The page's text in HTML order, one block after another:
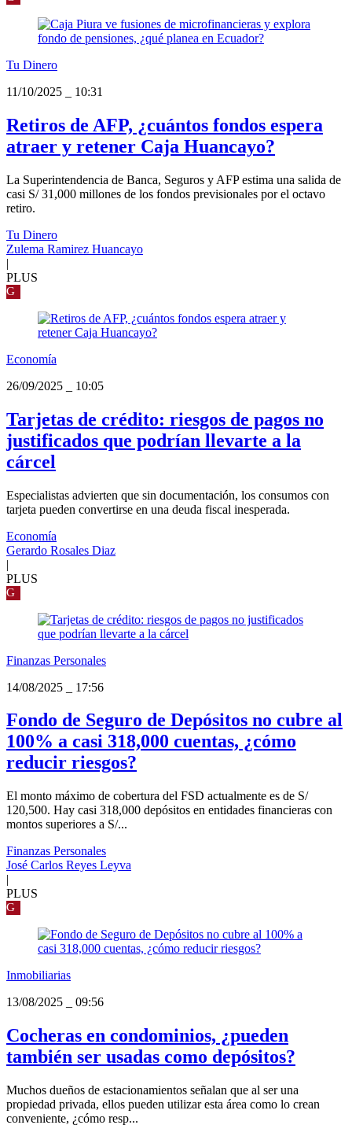
Tu Dinero
11/10/2025
10:31
Retiros de AFP, ¿cuántos fondos espera
atraer y retener Caja Huancayo?
La Superintendencia de Banca, Seguros y AFP estima una salida de
casi S/ 31,000 millones de los fondos previsionales por el octavo
retiro.
Tu Dinero
Zulema Ramirez Huancayo
|
PLUS
G
Economía
26/09/2025
10:05
Tarjetas de crédito: riesgos de pagos no
justificados que podrían llevarte a la
cárcel
Especialistas advierten que sin documentación, los consumos con
tarjeta pueden convertirse en una deuda fiscal inesperada.
Economía
Gerardo Rosales Diaz
|
PLUS
G
Finanzas Personales
14/08/2025
17:56
Fondo de Seguro de Depósitos no cubre al
100% a casi 318,000 cuentas, ¿cómo
reducir riesgos?
El monto máximo de cobertura del FSD actualmente es de S/
120,500. Hay casi 318,000 depósitos en entidades financieras con
montos superiores a S/...
Finanzas Personales
José Carlos Reyes Leyva
|
PLUS
G
Inmobiliarias
13/08/2025
09:56
Cocheras en condominios, ¿pueden
también ser usadas como depósitos?
Muchos dueños de estacionamientos señalan que al ser una
propiedad privada, ellos pueden utilizar esta área como lo crean
conveniente, ¿cómo resp...